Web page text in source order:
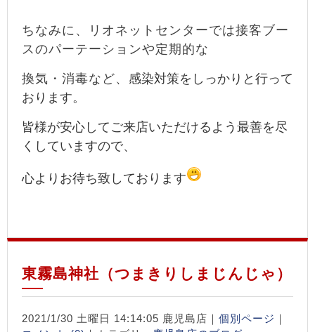
ちなみに、リオネットセンターでは接客ブー
スのパーテーションや定期的な
換気・消毒など、 感染対策をしっかりと行って
おります。
皆様が安心してご来店いただけるよう最善を尽
くしていますので、
心よりお待ち致しております
東霧島神社（つまきりしまじんじゃ）
2021/1/30 土曜日 14:14:05 鹿児島店｜ 個別ページ ｜